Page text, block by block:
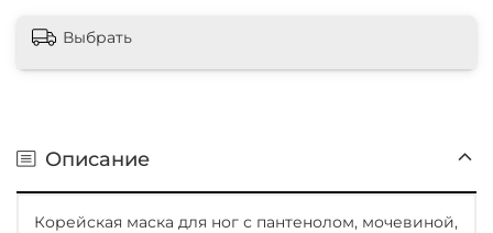
Выбрать
Описание
Корейская маска для ног с пантенолом, мочевиной,